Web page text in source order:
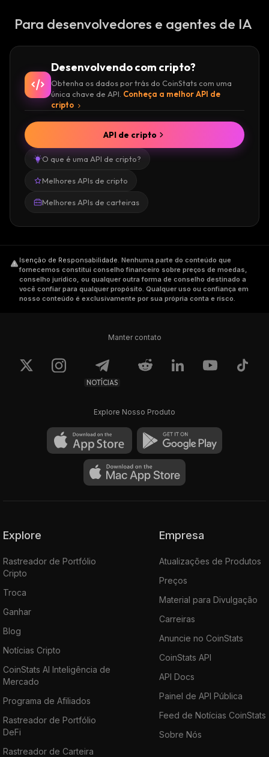
Para desenvolvedores e agentes de IA
Desenvolvendo com cripto?
Obtenha os dados por trás do CoinStats com uma
única chave de API. Conheça a melhor API de
cripto
O que é uma API de cripto?
Melhores APIs de cripto
Melhores APIs de carteiras
API de cripto
Isenção de Responsabilidade. Nenhuma parte do conteúdo que
fornecemos constitui conselho financeiro sobre preços de moedas,
conselho jurídico, ou qualquer outra forma de conselho destinado a
você confiar para qualquer propósito. Qualquer uso ou confiança em
nosso conteúdo é exclusivamente por sua própria conta e risco.
Manter contato
NOTÍCIAS
Explore Nosso Produto
Explore
Rastreador de Portfólio
Cripto
Troca
Ganhar
Blog
Notícias Cripto
CoinStats AI Inteligência de
Mercado
Programa de Afiliados
Rastreador de Portfólio
DeFi
Rastreador de Carteira
Empresa
Atualizações de Produtos
Preços
Material para Divulgação
Carreiras
Anuncie no CoinStats
CoinStats API
API Docs
Painel de API Pública
Feed de Notícias CoinStats
Sobre Nós